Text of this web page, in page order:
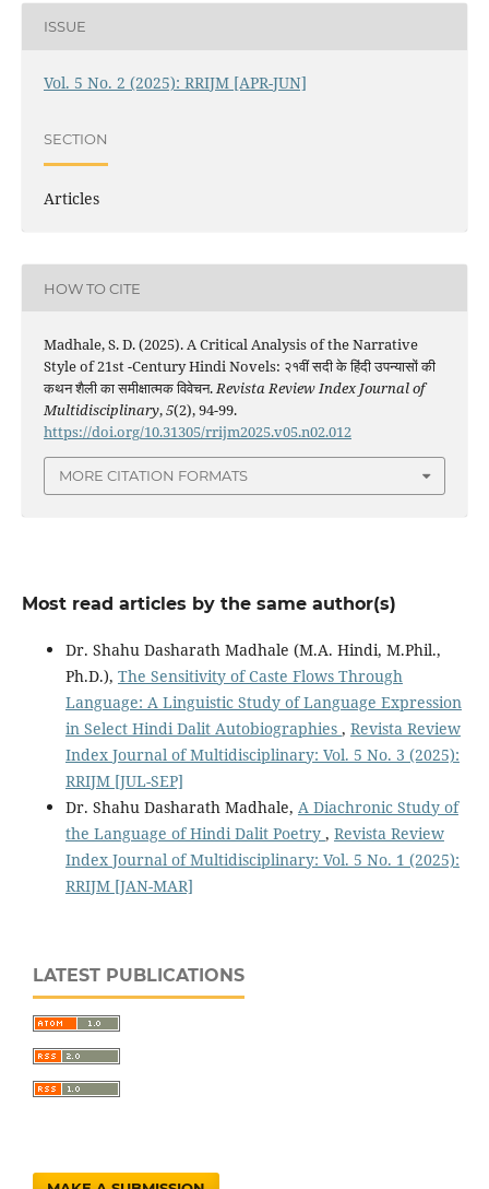
ISSUE
Vol. 5 No. 2 (2025): RRIJM [APR-JUN]
SECTION
Articles
HOW TO CITE
Madhale, S. D. (2025). A Critical Analysis of the Narrative
Style of 21st -Century Hindi Novels: २१वीं सदी के हिंदी उपन्यासों की
कथन शैली का समीक्षात्मक विवेचन.Revista Review Index Journal of
Multidisciplinary,5(2), 94-99.
https://doi.org/10.31305/rrijm2025.v05.n02.012
MORE CITATION FORMATS
Most read articles by the same author(s)
Dr. Shahu Dasharath Madhale (M.A. Hindi, M.Phil.,
Ph.D.), The Sensitivity of Caste Flows Through
Language: A Linguistic Study of Language Expression
in Select Hindi Dalit Autobiographies , Revista Review
Index Journal of Multidisciplinary: Vol. 5 No. 3 (2025):
RRIJM [JUL-SEP]
Dr. Shahu Dasharath Madhale, A Diachronic Study of
the Language of Hindi Dalit Poetry , Revista Review
Index Journal of Multidisciplinary: Vol. 5 No. 1 (2025):
RRIJM [JAN-MAR]
LATEST PUBLICATIONS